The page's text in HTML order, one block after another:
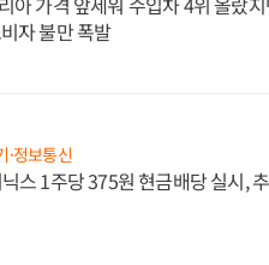
자 불만 폭발
·정보통신
스 1주당 375원 현금배당 실시,